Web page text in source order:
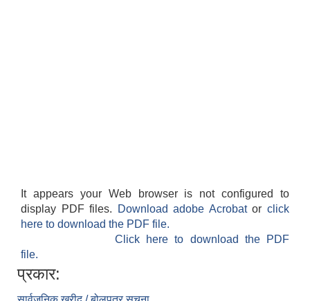
It appears your Web browser is not configured to
display PDF files.
Download adobe Acrobatorclick
here to download the PDF file.
Click here to download the PDF
file.
प्रकार: